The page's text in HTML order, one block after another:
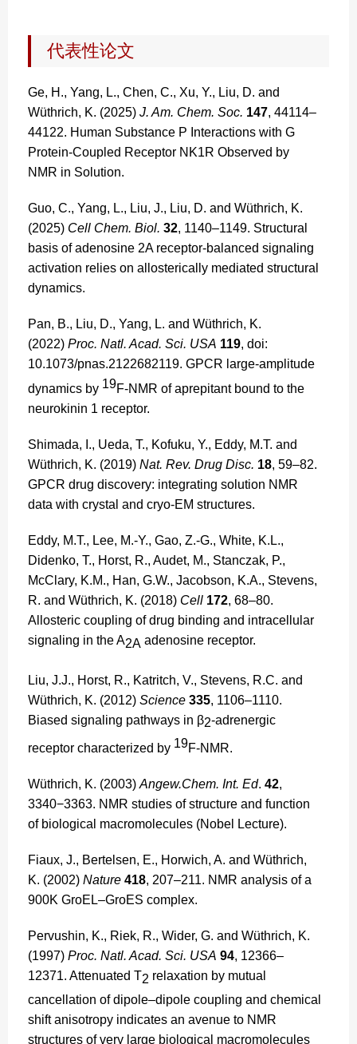
代表性论文
Ge, H., Yang, L., Chen, C., Xu, Y., Liu, D. and
Wüthrich, K. (2025) J. Am. Chem. Soc. 147, 44114–
44122. Human Substance P Interactions with G
Protein-Coupled Receptor NK1R Observed by
NMR in Solution.
Guo, C., Yang, L., Liu, J., Liu, D. and Wüthrich, K.
(2025) Cell Chem. Biol. 32, 1140–1149. Structural
basis of adenosine 2A receptor-balanced signaling
activation relies on allosterically mediated structural
dynamics.
Pan, B., Liu, D., Yang, L. and Wüthrich, K.
(2022) Proc. Natl. Acad. Sci. USA 119, doi:
10.1073/pnas.2122682119. GPCR large-amplitude
dynamics by 19F-NMR of aprepitant bound to the
neurokinin 1 receptor.
Shimada, I., Ueda, T., Kofuku, Y., Eddy, M.T. and
Wüthrich, K. (2019) Nat. Rev. Drug Disc. 18, 59–82.
GPCR drug discovery: integrating solution NMR
data with crystal and cryo-EM structures.
Eddy, M.T., Lee, M.-Y., Gao, Z.-G., White, K.L.,
Didenko, T., Horst, R., Audet, M., Stanczak, P.,
McClary, K.M., Han, G.W., Jacobson, K.A., Stevens,
R. and Wüthrich, K. (2018) Cell 172, 68–80.
Allosteric coupling of drug binding and intracellular
signaling in the A2A adenosine receptor.
Liu, J.J., Horst, R., Katritch, V., Stevens, R.C. and
Wüthrich, K. (2012) Science 335, 1106–1110.
Biased signaling pathways in β2-adrenergic
receptor characterized by 19F-NMR.
Wüthrich, K. (2003) Angew.Chem. Int. Ed. 42,
3340−3363. NMR studies of structure and function
of biological macromolecules (Nobel Lecture).
Fiaux, J., Bertelsen, E., Horwich, A. and Wüthrich,
K. (2002) Nature 418, 207–211. NMR analysis of a
900K GroEL–GroES complex.
Pervushin, K., Riek, R., Wider, G. and Wüthrich, K.
(1997) Proc. Natl. Acad. Sci. USA 94, 12366–
12371. Attenuated T2 relaxation by mutual
cancellation of dipole–dipole coupling and chemical
shift anisotropy indicates an avenue to NMR
structures of very large biological macromolecules